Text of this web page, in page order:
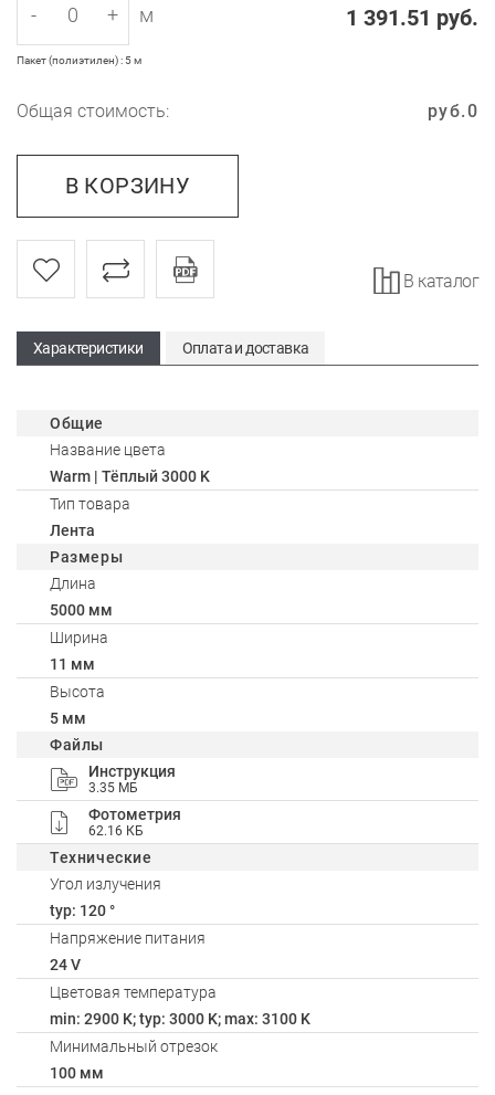
1 391.51 руб.
- + м
Пакет (полиэтилен) : 5 м
Общая стоимость: 0
руб.
В КОРЗИНУ
В каталог
Характеристики Оплата и доставка
Общие
Название цвета
Warm | Тёплый 3000 K
Тип товара
Лента
Размеры
Длина
5000 мм
Ширина
11 мм
Высота
5 мм
Файлы
Инструкция
3.35 МБ
Фотометрия
62.16 КБ
Технические
Угол излучения
typ: 120 °
Напряжение питания
24 V
Цветовая температура
min: 2900 K; typ: 3000 K; max: 3100 K
Минимальный отрезок
100 мм